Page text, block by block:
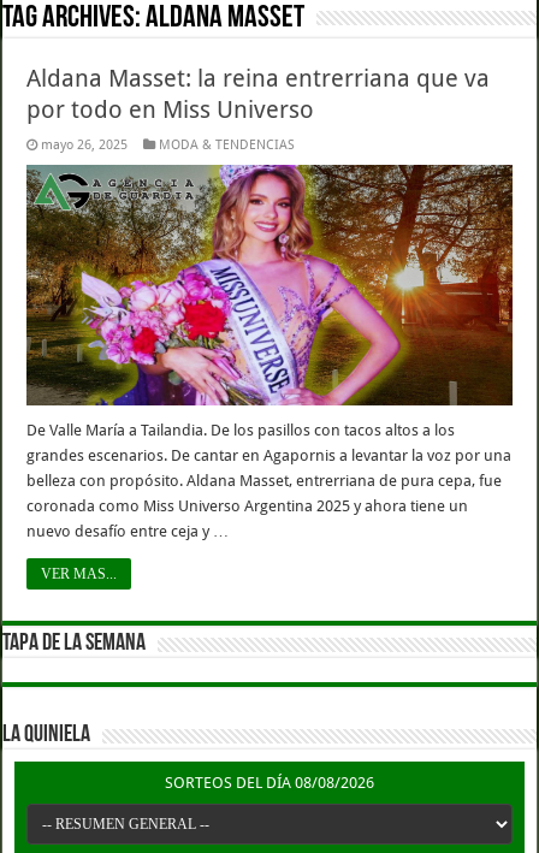
Tag Archives:Aldana Masset
Aldana Masset: la reina entrerriana que va
por todo en Miss Universo
mayo 26, 2025 MODA & TENDENCIAS
De Valle María a Tailandia. De los pasillos con tacos altos a los
grandes escenarios. De cantar en Agapornis a levantar la voz por una
belleza con propósito. Aldana Masset, entrerriana de pura cepa, fue
coronada como Miss Universo Argentina 2025 y ahora tiene un
nuevo desafío entre ceja y …
VER MAS...
TAPA DE LA SEMANA
LA QUINIELA
SORTEOS DEL DÍA 08/08/2026